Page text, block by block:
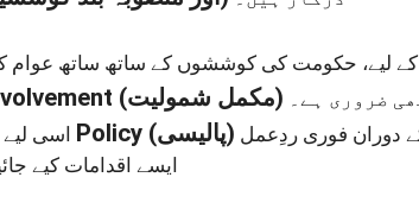
(مکمل شمولیت) ضروری ہے۔
Policy (پالیسی)
ایسے اقدامات کیے